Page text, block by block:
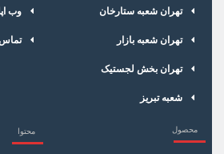
تهران شعبه ستارخان
تهران شعبه بازار
تهران بخش لجستیک
شعبه تبریز
وب
تماس
محصول محتوا